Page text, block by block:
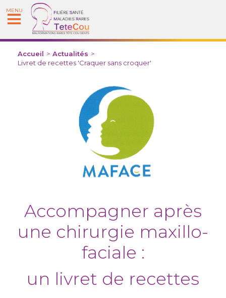
MENU
Accueil > Actualités >
Livret de recettes 'Craquer sans croquer'
Accompagner après
une chirurgie maxillo-
faciale :
un livret de recettes